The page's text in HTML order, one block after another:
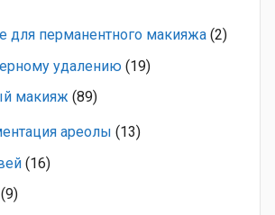
для перманентного макияжа (2)
удалению (19)
макияж (89)
ареолы (13)
(16)
(9)